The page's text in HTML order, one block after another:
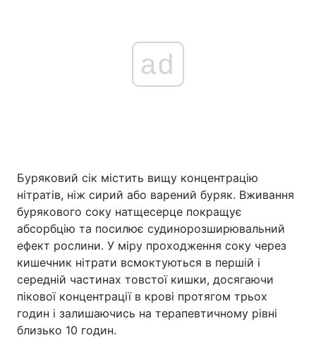
ad
Буряковий сік містить вищу концентрацію
нітратів, ніж сирий або варений буряк. Вживання
бурякового соку натщесерце покращує
абсорбцію та посилює судинорозширювальний
ефект рослини. У міру проходження соку через
кишечник нітрати всмоктуються в першій і
середній частинах товстої кишки, досягаючи
пікової концентрації в крові протягом трьох
годин і залишаючись на терапевтичному рівні
близько 10 годин.